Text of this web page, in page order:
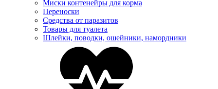
Миски контенейры для корма
Переноски
Средства от паразитов
Товары для туалета
Шлейки, поводки, ошейники, намордники